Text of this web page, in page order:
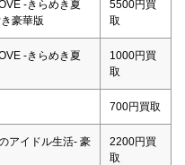
-きらめき夏
豪華版
5500円買
取
-きらめき夏
1000円買
取
700円買取
アイドル生活- 豪
2200円買
取